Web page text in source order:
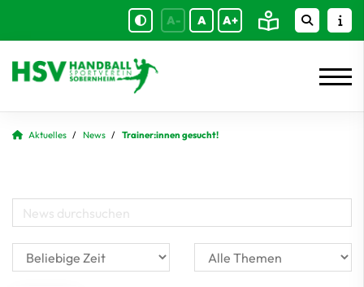
A- A A+
Aktuelles News Trainer:innen gesucht!